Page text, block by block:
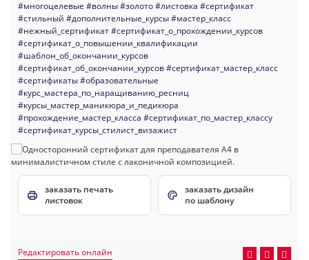
#многоцелевые #волны#золото#листовка #сертификат
#стильный #дополнительные_курсы#мастер_класс
#нежный_сертификат#сертификат_о_прохождении_курсов
#сертификат_о_повышении_квалификации
#шаблон_об_окончании_курсов
#сертификат_об_окончании_курсов#сертификат_мастер_класс
#сертификаты#образовательные
#курс_мастера_по_наращиванию_ресниц
#курсы_мастер_маникюра_и_педикюра
#прохождение_мастер_класса #сертификат_по_мастер_классу
#сертификат_курсы_стилист_визажист
заказать печать
листовок
заказать дизайн
по шаблону
Редактировать онлайн